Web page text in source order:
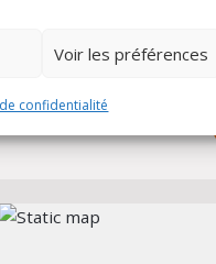
Voir les préférences
confidentialité